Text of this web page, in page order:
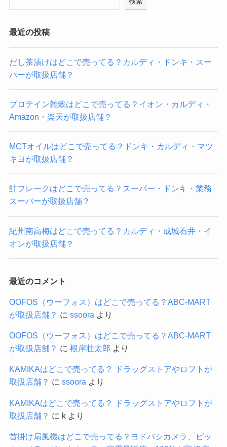
最近の投稿
だし茶漬けはどこで売ってる？カルディ・ドンキ・スー
パーが取扱店舗？
プロテイン雑穀はどこで売ってる？イオン・カルディ・
Amazon・楽天が取扱店舗？
MCTオイルはどこで売ってる？ドンキ・カルディ・マツ
キヨが取扱店舗？
鮭フレークはどこで売ってる？スーパー・ドンキ・業務
スーパーが取扱店舗？
紀州南高梅はどこで売ってる？カルディ・成城石井・イ
オンが取扱店舗？
最近のコメント
OOFOS（ウーフォス）はどこで売ってる？ABC-MART
が取扱店舗？ に ssoora より
OOFOS（ウーフォス）はどこで売ってる？ABC-MART
が取扱店舗？ に 根岸壮太郎 より
KAMIKAはどこで売ってる？ ドラッグストアやロフトが
取扱店舗？ に ssoora より
KAMIKAはどこで売ってる？ ドラッグストアやロフトが
取扱店舗？ に kより
首掛け扇風機はどこで売ってる？ヨドバシカメラ、ビッ